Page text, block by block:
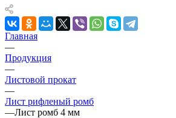
Главная
—
Продукция
—
Листовой прокат
—
Лист рифленый ромб
—Лист ромб 4 мм